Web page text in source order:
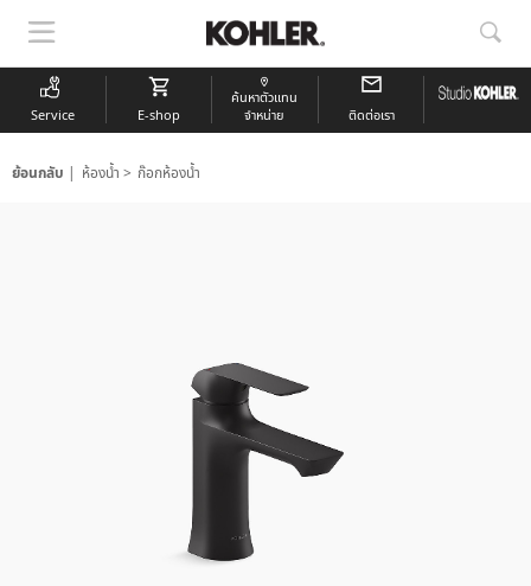
แสดง
การนำ
ทาง
แส
การ
ค้นห
Service E-shop
ค้นหาตัวแทน
จำหน่าย
ติดต่อเรา
ย้อนกลับ ห้องน้ำ ก๊อกห้องน้ำ